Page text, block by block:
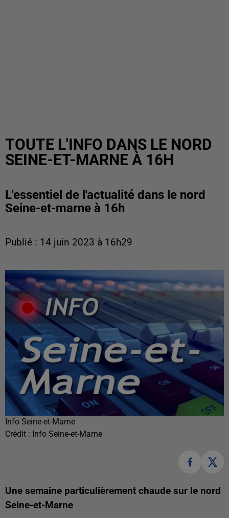
TOUTE L'INFO DANS LE NORD
SEINE-ET-MARNE À 16H
L'essentiel de l'actualité dans le nord
Seine-et-marne à 16h
Publié : 14 juin 2023 à 16h29
Info Seine-et-Marne
Crédit : Info Seine-et-Marne
Une semaine particulièrement chaude sur le nord
Seine-et-Marne